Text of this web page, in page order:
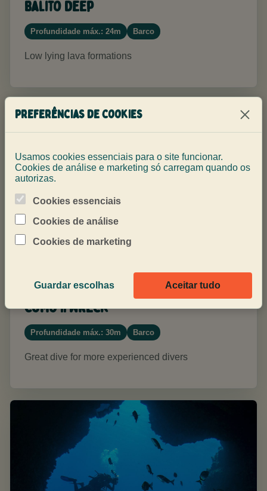
Balito Deep
Profundidade máx.: 24m Barco
Low lying lava formations
Como II Wreck
Profundidade máx.: 30m Barco
Great dive for more experienced divers
Preferências de cookies
Usamos cookies essenciais para o site funcionar.
Cookies de análise e marketing só carregam quando os
autorizas.
Cookies essenciais
Cookies de análise
Cookies de marketing
Guardar escolhas Aceitar tudo